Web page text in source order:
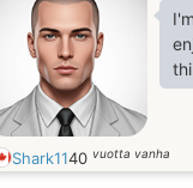
Shark1140 vuotta vanha